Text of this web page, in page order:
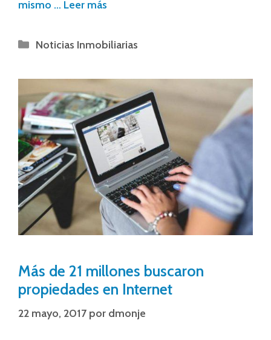
mismo … Leer más
Noticias Inmobiliarias
Más de 21 millones buscaron
propiedades en Internet
22 mayo, 2017 por dmonje